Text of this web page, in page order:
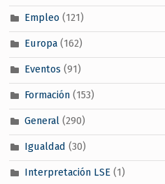
Empleo (121)
Europa(162)
Eventos (91)
Formación(153)
General(290)
Igualdad (30)
Interpretación LSE(1)